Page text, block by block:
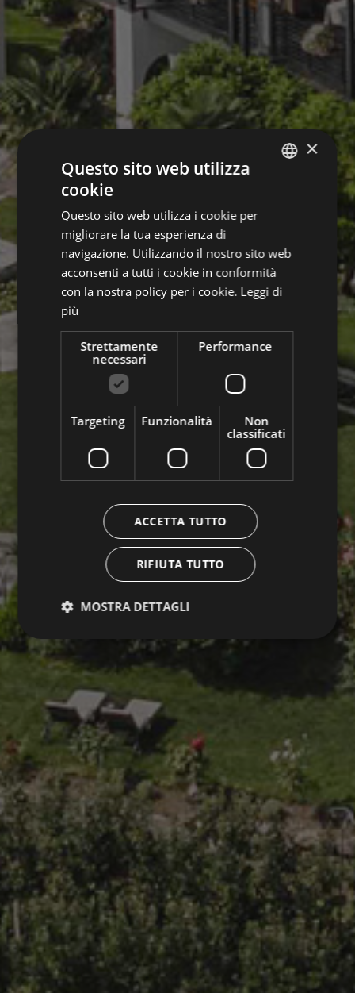
×
Questo sito web utilizza
cookie
Questo sito web utilizza i cookie per
migliorare la tua esperienza di
navigazione. Utilizzando il nostro sito web
acconsenti a tutti i cookie in conformità
con la nostra policy per i cookie. Leggi di
più
Strettamente
necessari
Performance
Targeting Funzionalità
Non
classificati
ACCETTA TUTTO
RIFIUTA TUTTO
MOSTRA DETTAGLI
Strettamente necessari
Targeting
Non classificati
I cookie strettamente necessari consentono le
funzionalità principali del sito web come l'accesso
dell'utente e la gestione dell'account. Il sito web non
può essere utilizzato correttamente senza i cookie
strettamente necessari.
Nome
Fornitore /
Dominio
Scadenza Descrizione
popupClosed
giardino-
marling.com
1 ora
[abcdef0123456789]
www.giardino-
marling.com
Sessione
Joomla
builder
CookieScriptConsent
CookieScript
www.giardino-
marling.com
5 mesi 3
settimane
Questo
viene
utilizzato dal
servizio
Cookie-
Script.com
preferenze di
consenso sui